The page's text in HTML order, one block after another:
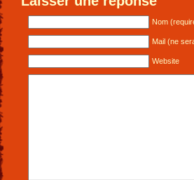
Nom
Mail (ne
Website